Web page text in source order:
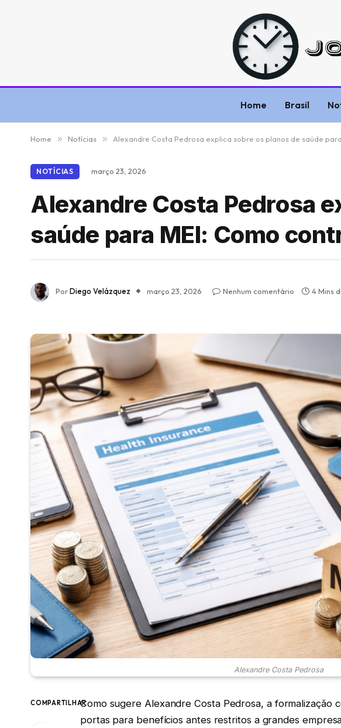
Home Brasil
Home » Notícias » Alexandre Costa Pedrosa explica sobre os planos de saúde
NOTÍCIAS março 23, 2026
Alexandre Costa Pedrosa
saúde para MEI: Como
PorDiego Velázquez março 23, 2026 Nenhum comentário 4 Mins
Alexandre Costa Pedrosa
COMPARTILHARComo sugere Alexandre Costa Pedrosa, a formalização
portas para benefícios antes restritos a grandes